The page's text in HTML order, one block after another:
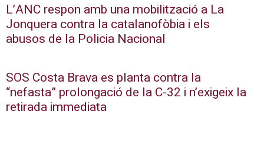
L’ANC respon amb una mobilització a La
Jonquera contra la catalanofòbia i els
abusos de la Policia Nacional
SOS Costa Brava es planta contra la
“nefasta” prolongació de la C-32 i n’exigeix la
retirada immediata